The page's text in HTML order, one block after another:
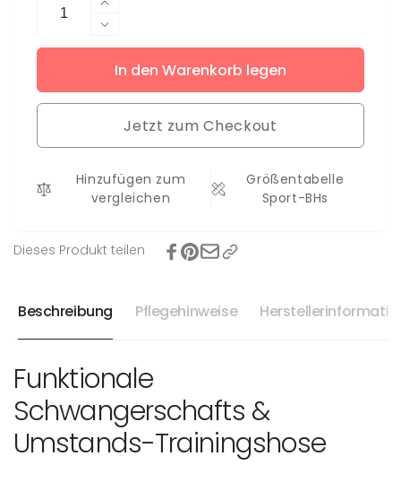
Erhöhe
die
Menge
für
Sporthose
Mama
Verringere
die
Menge
für
Umstands-
Sporthose
Mama
In den Warenkorb legen
Jetzt zum Checkout
Hinzufügen zum
vergleichen
Größentabelle
Sport-BHs
Dieses Produkt teilen
Beschreibung Pflegehinweise
Funktionale
Schwangerschafts &
Umstands-Trainingshose